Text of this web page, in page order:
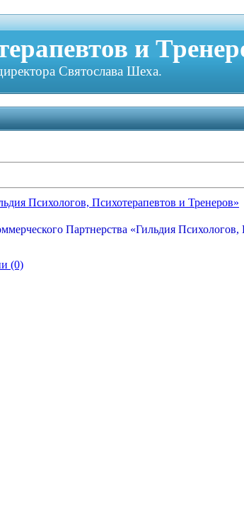
и
Святослава Шеха.
Психологов, Психотерапевтов и Тренеров»
Партнерства «Гильдия
(0)